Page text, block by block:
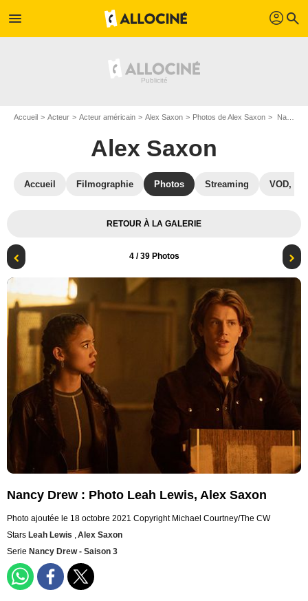
menu profil search
Accueil Acteur Acteur américain Alex Saxon Photos de Alex Saxon Nancy Drew : Photo Leah Lewis, Alex Saxon
Alex Saxon
Accueil Filmographie Photos Streaming VOD,
RETOUR À LA GALERIE
4/ 39 Photos
Nancy Drew : Photo Leah Lewis, Alex Saxon
Photo ajoutée le 18 octobre 2021 Copyright Michael Courtney/The CW
Stars Leah Lewis ,Alex Saxon
Serie Nancy Drew - Saison 3